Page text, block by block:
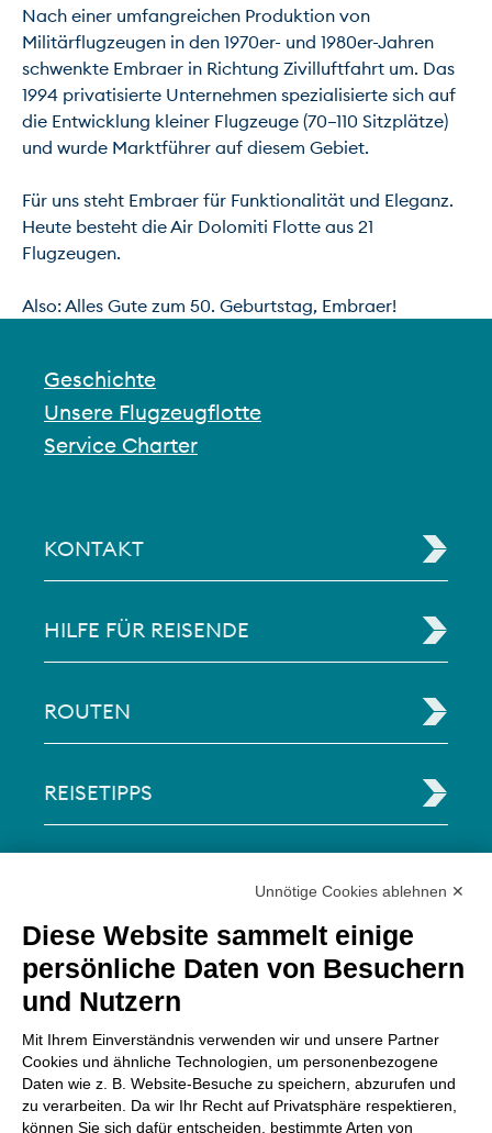
Nach einer umfangreichen Produktion von
Militärflugzeugen in den 1970er- und 1980er-Jahren
schwenkte Embraer in Richtung Zivilluftfahrt um. Das
1994 privatisierte Unternehmen spezialisierte sich auf
die Entwicklung kleiner Flugzeuge (70–110 Sitzplätze)
und wurde Marktführer auf diesem Gebiet.
Für uns steht Embraer für Funktionalität und Eleganz.
Heute besteht die Air Dolomiti Flotte aus 21
Flugzeugen.
Also: Alles Gute zum 50. Geburtstag, Embraer!
Geschichte
Unsere Flugzeugflotte
Service Charter
KONTAKT
HILFE FÜR REISENDE
ROUTEN
REISETIPPS
Via Paolo Bembo, 70 37062
Dossobuono di Villafranca (VR) Italy
Unnötige Cookies ablehnen ✕
Diese Website sammelt einige
persönliche Daten von Besuchern
und Nutzern
Mit Ihrem Einverständnis verwenden wir und unsere Partner
Cookies und ähnliche Technologien, um personenbezogene
Daten wie z. B. Website-Besuche zu speichern, abzurufen und
zu verarbeiten. Da wir Ihr Recht auf Privatsphäre respektieren,
können Sie sich dafür entscheiden, bestimmte Arten von